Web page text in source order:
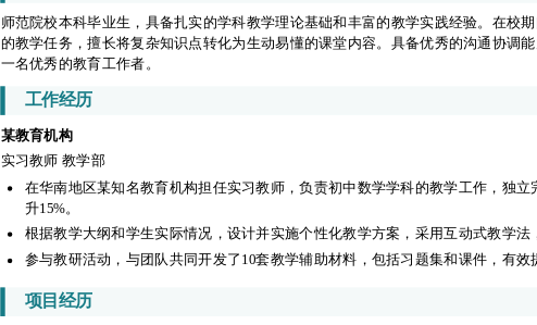
师范院校本科毕业生，具备扎实的学科教学理论基础和丰富的教学实践经验。在校
的教学任务，擅长将复杂知识点转化为生动易懂的课堂内容。具备优秀的沟通协调
一名优秀的教育工作者。
工作经历
某教育机构
实习教师 教学部
在华南地区某知名教育机构担任实习教师，负责初中数学学科的教学工作，独
升15%。
根据教学大纲和学生实际情况，设计并实施个性化教学方案，采用互动式教学法
参与教研活动，与团队共同开发了10套教学辅助材料，包括习题集和课件，有效
项目经历
个人总结
师范院校本科毕业生，具备扎实的学科教学理论基础和丰富的教学实践经验。在校
的教学任务，擅长将复杂知识点转化为生动易懂的课堂内容。具备优秀的沟通协调
一名优秀的教育工作者。
工作经历
某教育机构
实习教师 教学部
在华南地区某知名教育机构担任实习教师，负责初中数学学科的教学工作，独立
升15%。